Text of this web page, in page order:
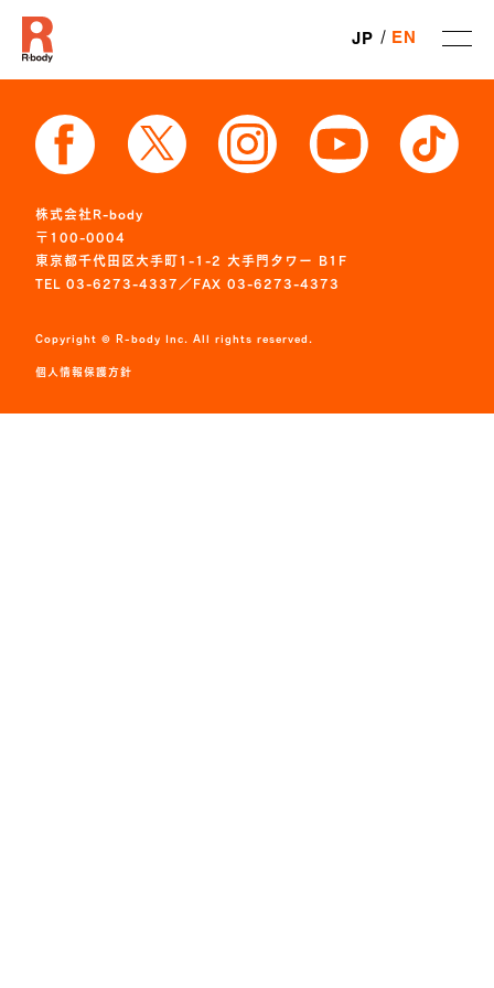
JP EN
株式会社R-body
〒100-0004
東京都千代田区大手町1-1-2 大手門タワー B1F
TEL 03-6273-4337／FAX 03-6273-4373
Copyright © R-body Inc. All rights reserved.
個人情報保護方針